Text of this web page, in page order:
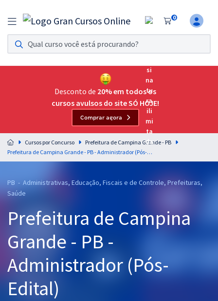
0
Assinatura Ilimitada 11
Acesso a todos os cursos. Teste grátis por 7 dias!
Assinatura OAB Até Passar
Acesso ilimitado a toda preparação para o Exame da
Residências Multiprofissionais
Preparação completa e intensiva para as principais
residências em saúde do Brasil
Assinatura Ilimitada
Graduação
OAB
Mentorias
Desconto de 20% em todos os
cursos avulsos do site SÓ HOJE!
Comprar agora
Cursos por Concurso
Prefeitura de Campina Grande - PB
Prefeitura de Campina Grande - PB - Administrador (Pós-Edital)
PB - Administrativas, Educação, Fiscais e de Controle, Prefeituras,
Saúde
Prefeitura de Campina
Grande - PB -
Administrador (Pós-
Edital)